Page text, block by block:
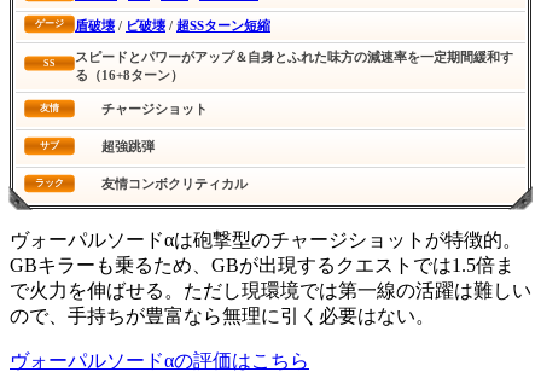
ゲージ 盾破壊 / ビ破壊 / 超SSターン短縮
SS
スピードとパワーがアップ＆自身とふれた味方の減速率を一定期間緩和す
る（16+8ターン）
友情 チャージショット
サブ 超強跳弾
ラック 友情コンボクリティカル
ヴォーパルソードαは砲撃型のチャージショットが特徴的。
GBキラーも乗るため、GBが出現するクエストでは1.5倍ま
で火力を伸ばせる。ただし現環境では第一線の活躍は難しい
ので、手持ちが豊富なら無理に引く必要はない。
ヴォーパルソードαの評価はこちら